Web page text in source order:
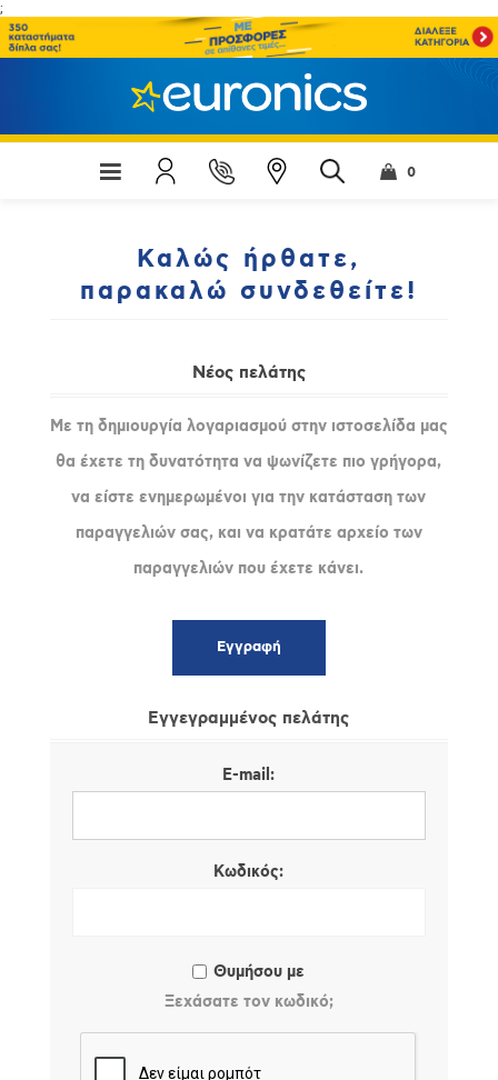
;
0
Καλώς ήρθατε,
παρακαλώ συνδεθείτε!
Νέος πελάτης
Με τη δημιουργία λογαριασμού στην ιστοσελίδα μας
θα έχετε τη δυνατότητα να ψωνίζετε πιο γρήγορα,
να είστε ενημερωμένοι για την κατάσταση των
παραγγελιών σας, και να κρατάτε αρχείο των
παραγγελιών που έχετε κάνει.
Εγγεγραμμένος πελάτης
E-mail:
Κωδικός:
Θυμήσου με
Ξεχάσατε τον κωδικό;